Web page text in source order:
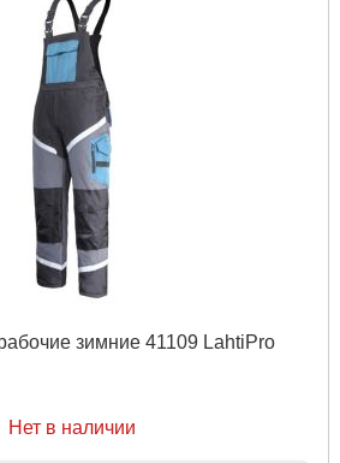
зимние 41109 LahtiPro
Нет в наличии